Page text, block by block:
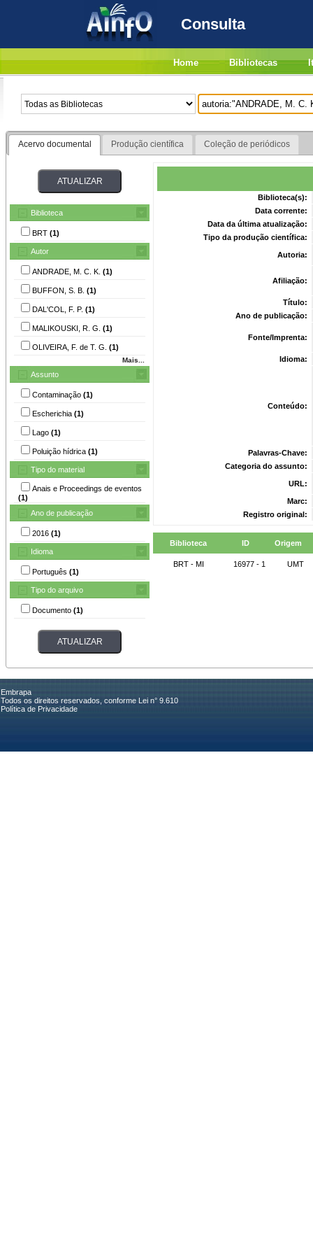
Consulta
Home Bibliotecas
Acervo documental Produção científica Coleção de periódicos
Biblioteca
BRT (1)
Autor
ANDRADE, M. C. K. (1)
BUFFON, S. B. (1)
DAL'COL, F. P. (1)
MALIKOUSKI, R. G. (1)
OLIVEIRA, F. de T. G. (1)
Mais...
Assunto
Contaminação (1)
Escherichia (1)
Lago (1)
Poluição hídrica (1)
Tipo do material
Anais e Proceedings de eventos
(1)
Ano de publicação
2016 (1)
Idioma
Português (1)
Tipo do arquivo
Documento (1)
Biblioteca(s):
Data corrente:
Data da última atualização:
Tipo da produção científica:
Autoria:
Afiliação:
Título:
Ano de publicação:
Fonte/Imprenta:
Idioma:
Conteúdo:
Palavras-Chave:
Categoria do assunto:
URL:
Marc:
Registro original:
Biblioteca ID Origem
BRT - MI 16977 - 1 UMT
Embrapa
Todos os direitos reservados, conforme Lei n° 9.610
Política de Privacidade